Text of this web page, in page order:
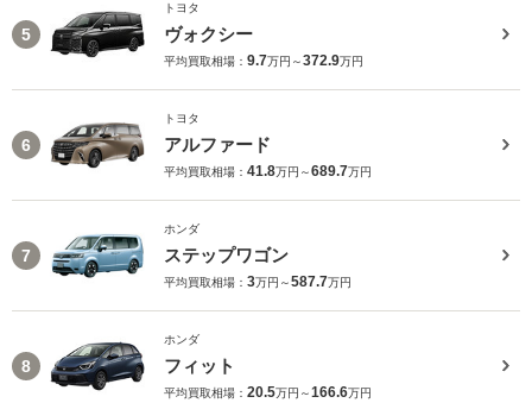
5
トヨタ
ヴォクシー
平均買取相場： 9.7万円～372.9万円
6
トヨタ
アルファード
平均買取相場： 41.8万円～689.7万円
7
ホンダ
ステップワゴン
平均買取相場： 3万円～587.7万円
8
ホンダ
フィット
平均買取相場： 20.5万円～166.6万円